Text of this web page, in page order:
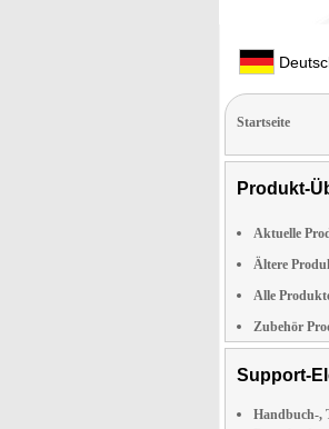
Startseite
Produkt-
Aktuelle
Ältere
Alle
Zubehör
Support-
Handbuch-,